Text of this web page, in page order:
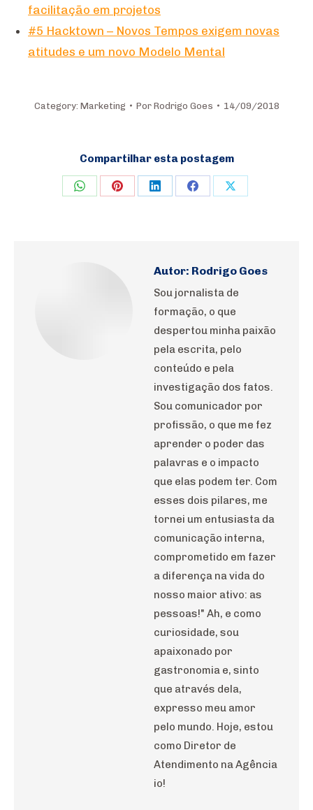
facilitação em projetos
#5 Hacktown – Novos Tempos exigem novas
atitudes e um novo Modelo Mental
Category: Marketing Por Rodrigo Goes 14/09/2018
Compartilhar esta postagem
Share Share Share Share Share
Autor: Rodrigo Goes
Sou jornalista de
formação, o que
despertou minha paixão
pela escrita, pelo
conteúdo e pela
investigação dos fatos.
Sou comunicador por
profissão, o que me fez
aprender o poder das
palavras e o impacto
que elas podem ter. Com
esses dois pilares, me
tornei um entusiasta da
comunicação interna,
comprometido em fazer
a diferença na vida do
nosso maior ativo: as
pessoas!" Ah, e como
curiosidade, sou
apaixonado por
gastronomia e, sinto
que através dela,
expresso meu amor
pelo mundo. Hoje, estou
como Diretor de
Atendimento na Agência
io!